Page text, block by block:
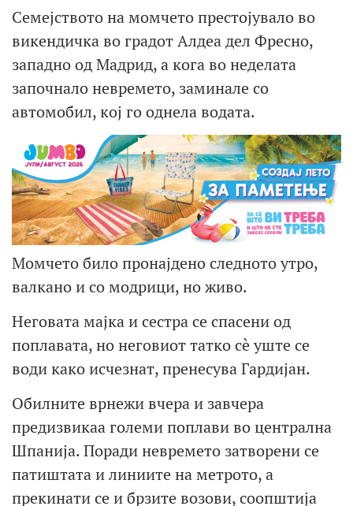
Семејството на момчето престојувало во
викендичка во градот Алдеа дел Фресно,
западно од Мадрид, а кога во неделата
започнало невремето, заминале со
автомобил, кој го однела водата.
Момчето било пронајдено следното утро,
валкано и со модрици, но живо.
Неговата мајка и сестра се спасени од
поплавата, но неговиот татко сè уште се
води како исчезнат, пренесува Гардијан.
Обилните врнежи вчера и завчера
предизвикаа големи поплави во централна
Шпанија. Поради невремето затворени се
патиштата и линиите на метрото, а
прекинати се и брзите возови, соопштија